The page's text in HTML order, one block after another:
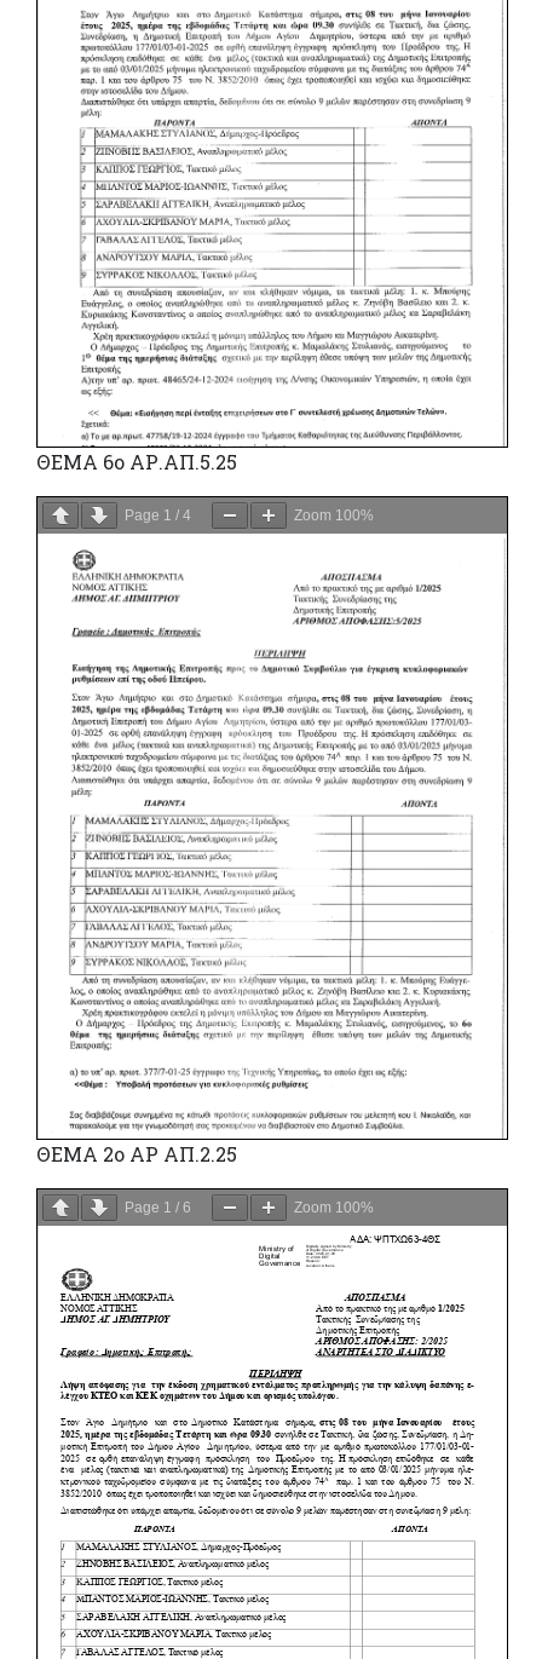
ΘΕΜΑ 6ο ΑΡ.ΑΠ.5.25
Page 1 / 4 Zoom 100%
ΘΕΜΑ 2ο ΑΡ ΑΠ.2.25
Page 1 / 6 Zoom 100%